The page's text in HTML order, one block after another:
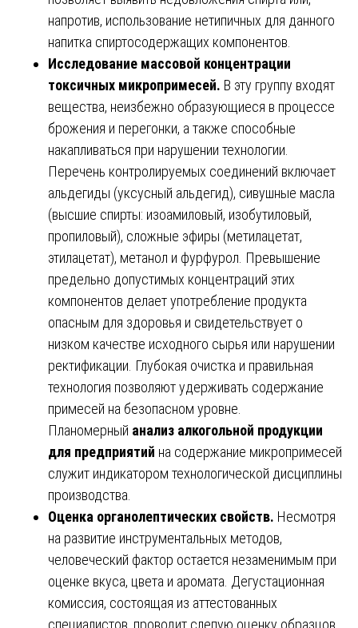
напротив, использование нетипичных для данного
напитка спиртосодержащих компонентов.
Исследование массовой концентрации
токсичных микропримесей. В эту группу входят
вещества, неизбежно образующиеся в процессе
брожения и перегонки, а также способные
накапливаться при нарушении технологии.
Перечень контролируемых соединений включает
альдегиды (уксусный альдегид), сивушные масла
(высшие спирты: изоамиловый, изобутиловый,
пропиловый), сложные эфиры (метилацетат,
этилацетат), метанол и фурфурол. Превышение
предельно допустимых концентраций этих
компонентов делает употребление продукта
опасным для здоровья и свидетельствует о
низком качестве исходного сырья или нарушении
ректификации. Глубокая очистка и правильная
технология позволяют удерживать содержание
примесей на безопасном уровне.
Планомерный анализ алкогольной продукции
для предприятий на содержание микропримесей
служит индикатором технологической дисциплины
производства.
Оценка органолептических свойств. Несмотря
на развитие инструментальных методов,
человеческий фактор остается незаменимым при
оценке вкуса, цвета и аромата. Дегустационная
комиссия, состоящая из аттестованных
специалистов, проводит слепую оценку образцов